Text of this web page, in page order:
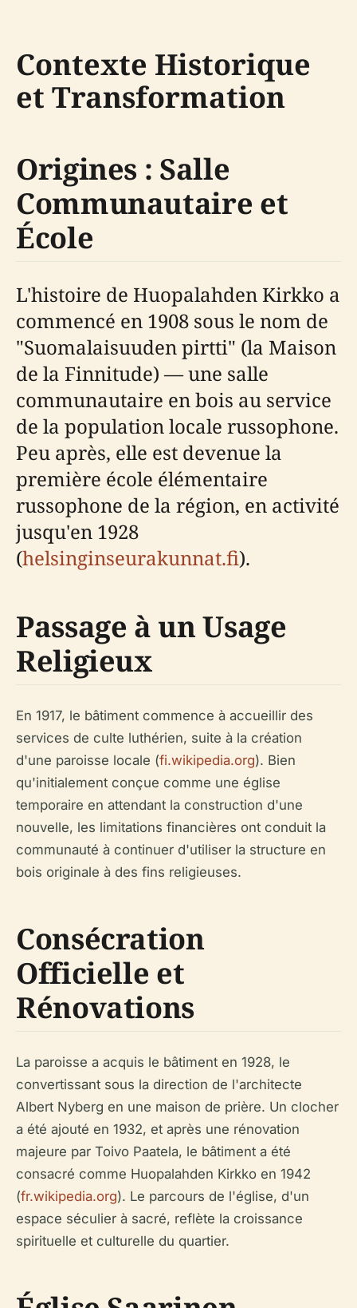
Contexte Historique
et Transformation
Origines : Salle
Communautaire et
École
L'histoire de Huopalahden Kirkko a
commencé en 1908 sous le nom de
"Suomalaisuuden pirtti" (la Maison
de la Finnitude) — une salle
communautaire en bois au service
de la population locale russophone.
Peu après, elle est devenue la
première école élémentaire
russophone de la région, en activité
jusqu'en 1928
(helsinginseurakunnat.fi).
Passage à un Usage
Religieux
En 1917, le bâtiment commence à accueillir des
services de culte luthérien, suite à la création
d'une paroisse locale (fi.wikipedia.org). Bien
qu'initialement conçue comme une église
temporaire en attendant la construction d'une
nouvelle, les limitations financières ont conduit la
communauté à continuer d'utiliser la structure en
bois originale à des fins religieuses.
Consécration
Officielle et
Rénovations
La paroisse a acquis le bâtiment en 1928, le
convertissant sous la direction de l'architecte
Albert Nyberg en une maison de prière. Un clocher
a été ajouté en 1932, et après une rénovation
majeure par Toivo Paatela, le bâtiment a été
consacré comme Huopalahden Kirkko en 1942
(fr.wikipedia.org). Le parcours de l'église, d'un
espace séculier à sacré, reflète la croissance
spirituelle et culturelle du quartier.